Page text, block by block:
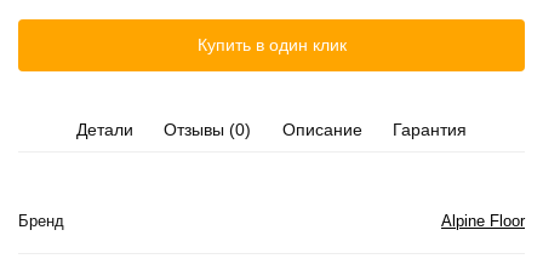
Купить в один клик
Детали Отзывы (0) Описание Гарантия
Бренд Alpine Floor